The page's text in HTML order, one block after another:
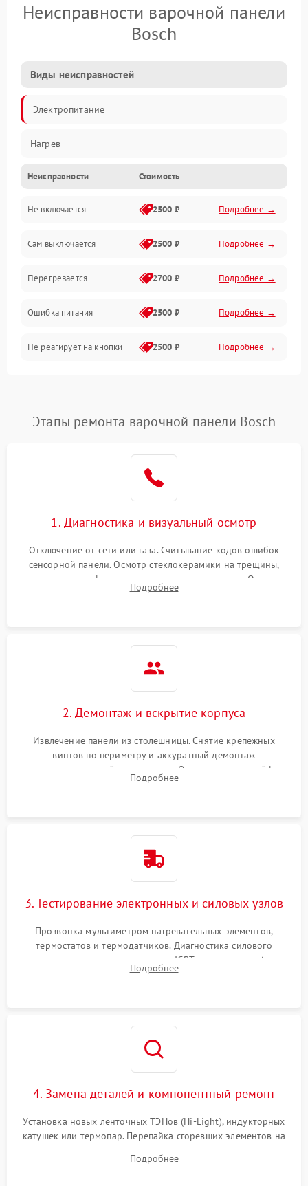
Неисправности варочной панели
Bosch
Виды неисправностей
Электропитание
Нагрев
Неисправности Стоимость
Не включается 2500 ₽ Подробнее →
Сам выключается 2500 ₽ Подробнее →
Перегревается 2700 ₽ Подробнее →
Ошибка питания 2500 ₽ Подробнее →
Не реагирует на кнопки 2500 ₽ Подробнее →
Этапы ремонта варочной панели Bosch
1. Диагностика и визуальный осмотр
Отключение от сети или газа. Считывание кодов ошибок
сенсорной панели. Осмотр стеклокерамики на трещины,
проверка конфорок на равномерность нагрева. Опрос
клиента о симптомах (не включается, не видит посуду,
Подробнее
2. Демонтаж и вскрытие корпуса
Извлечение панели из столешницы. Снятие крепежных
винтов по периметру и аккуратный демонтаж
стеклокерамической поверхности. Отсоединение шлейфов
сенсорного блока для доступа к силовым платам, катушкам
Подробнее
3. Тестирование электронных и силовых узлов
Прозвонка мультиметром нагревательных элементов,
термостатов и термодатчиков. Диагностика силового
модуля, реле, диодных мостов и IGBT-транзисторов (для
индукции). Проверка кранов и газ-контроля (для газовых
Подробнее
4. Замена деталей и компонентный ремонт
Установка новых ленточных ТЭНов (Hi-Light), индукторных
катушек или термопар. Перепайка сгоревших элементов на
дорожек. Очистка контактов и замена поврежденной
Подробнее